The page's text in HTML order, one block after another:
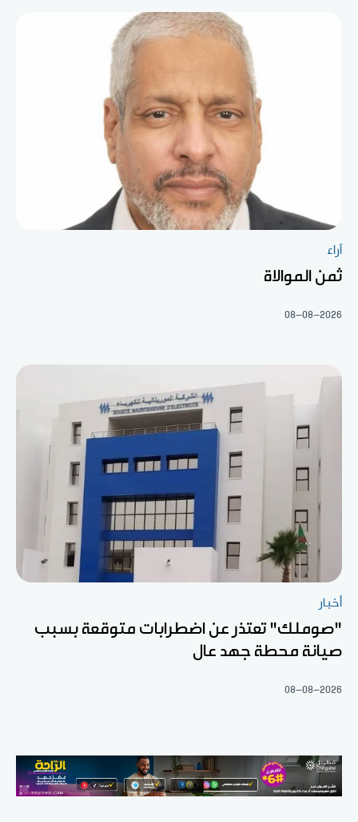
آراء
ثمن الموالاة
08-08-2026
أخبار
"صوملك" تعتذر عن اضطرابات متوقعة بسبب
صيانة محطة جهد عال
08-08-2026